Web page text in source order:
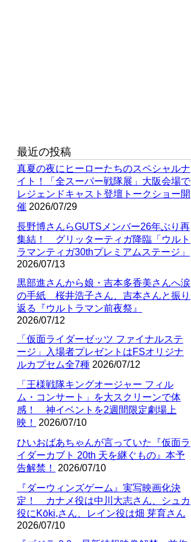
最近の投稿
真夏の夜にヒーローたちのスペシャルナ
イト！「全スーパー戦隊展」大阪会場で
レジェンドキャスト登壇トークショー開
催 2026/07/29
長野博さんらGUTSメンバー26年ぶり再
集結！ グリッターティガ降臨「ウルト
ラマンティガ30thプレミアムステージ」
2026/07/13
黒部進さんから娘・吉本多香美さんへ涙
の手紙 桜井浩子さん、吉本さんと振り
返る『ウルトラマン前夜祭』
2026/07/12
「仮面ライダーゼッツ ファイナルステ
ージ」入場者プレゼントはFSオリジナ
ルカプセム全7種 2026/07/12
「王様戦隊キングオージャー フィル
ム・コンサート」を大スクリーンで体
感！ 神イベントを2週間限定劇場上
映！
2026/07/10
ひいおばあちゃんが言っていた『仮面ラ
イダーカブト 20th 天を継ぐもの』本予
告解禁！
2026/07/10
『ダーウィンズゲーム』実写映画化決
定！ カナメ役は中川大志さん、シュカ
役にKōki,さん、レイン役は畑 芽育さん
2026/07/10